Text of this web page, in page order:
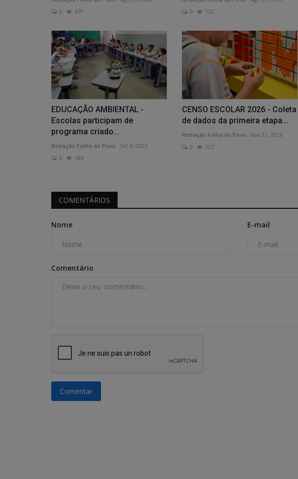
0
479
0
122
EDUCAÇÃO AMBIENTAL -
Escolas participam de
programa criado...
Redação Folha do Povo
Set 4, 2023
0
184
CENSO ESCOLAR 2026 - Coleta
de dados da primeira etapa...
Redação Folha do Povo
Mai 31, 2026
0
127
COMENTÁRIOS
Nome E-mail
Comentário
Comentar